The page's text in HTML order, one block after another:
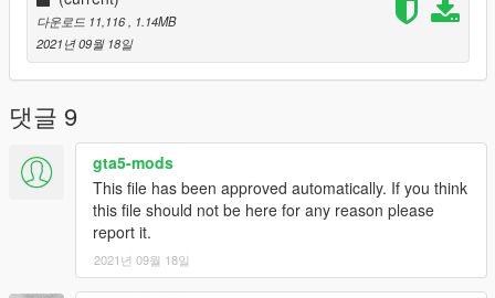
다운로드 11,116
, 1.14MB
2021년 09월 18일
댓글 9
gta5-mods
This file has been approved automatically. If you think
this file should not be here for any reason please
report it.
2021년 09월 18일